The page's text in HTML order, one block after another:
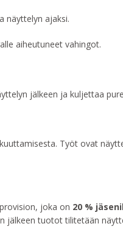
näyttelyn ajaksi.
aiheutuneet vahingot.
jälkeen ja kuljettaa
Työt ovat
joka on 20 %
jälkeen tuotot tilitetään